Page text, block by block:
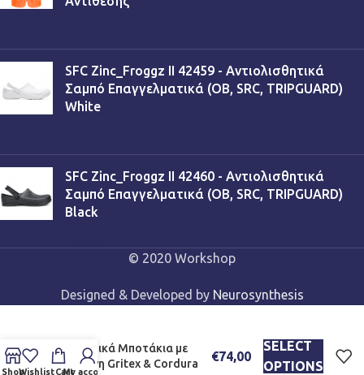
SFC Zinc_Froggz II 42459 - Αντιολισθητικά
Σαμπό Επαγγελματικά (OB, SRC, TRIPGUARD)
White
SFC Zinc_Froggz II 42460 - Αντιολισθητικά
Σαμπό Επαγγελματικά (OB, SRC, TRIPGUARD)
Black
© 2020 Workshop
Designed & Developed by Neurosynthesis
Ορειβατικά Μποτάκια με
μεμβράνη Gritex & Cordura
€74,00
SELECT
OPTIONS
ShopWishlist Cart
My account